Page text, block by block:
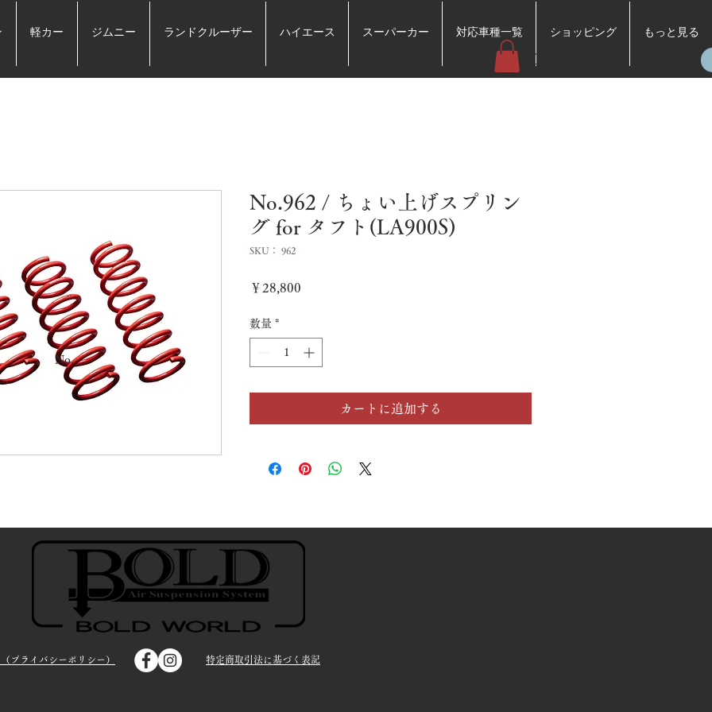
軽カー ジムニー ランドクルーザー ハイエース スーパーカー 対応車種一覧 ショッピング もっと見る
No.962 / ちょい上げスプリン
グ for タフト(LA900S)
SKU： 962
￥28,800
数量 *
カートに追加する
No.
プライバシーポリシー） 特定商取引法に基づく表記